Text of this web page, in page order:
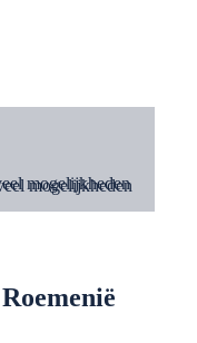
mogelijkheden